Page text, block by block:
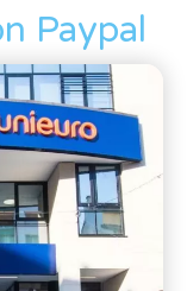
Paypal